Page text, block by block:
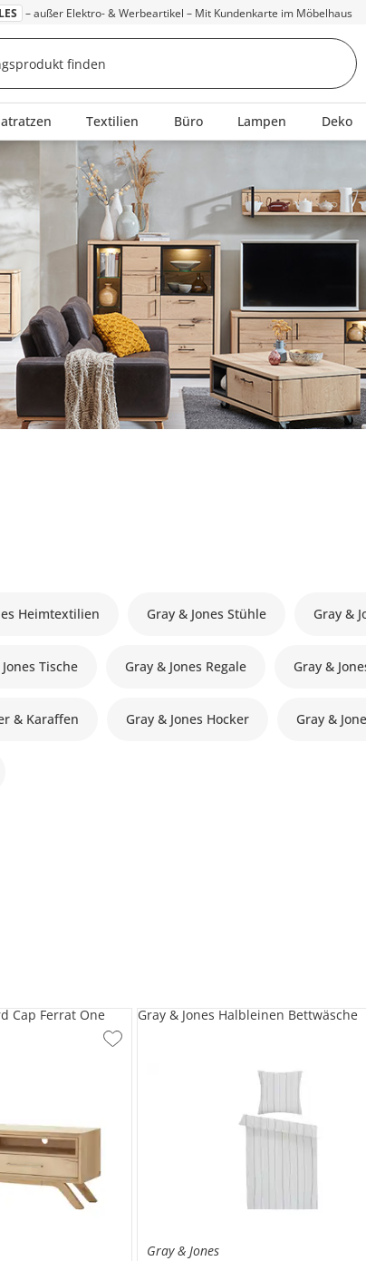
– außer Elektro- & Werbeartikel – Mit Kundenkarte im Möbelhaus
Textilien Büro Lampen Deko
Heimtextilien Gray & Jones Stühle Gray &
Tische Gray & Jones Regale Gray &
& Karaffen Gray & Jones Hocker Gray &
Cap Ferrat One
Gray & Jones
Gray & Jones Halbleinen Bettwäsche